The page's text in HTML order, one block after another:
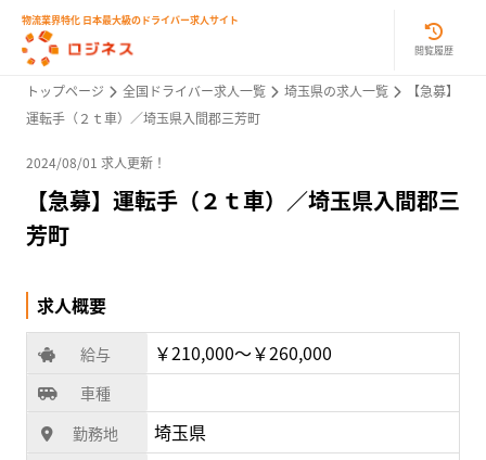
物流業界特化 日本最大級のドライバー求人サイト
閲覧履歴
トップページ 全国ドライバー求人一覧 埼玉県の求人一覧
【急募】
運転手（２ｔ車）／埼玉県入間郡三芳町
2024/08/01 求人更新！
【急募】運転手（２ｔ車）／埼玉県入間郡三
芳町
求人概要
給与 ￥210,000〜￥260,000
車種
勤務地
埼玉県